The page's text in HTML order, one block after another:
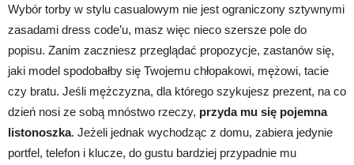
Wybór torby w stylu casualowym nie jest ograniczony sztywnymi
zasadami dress code’u, masz więc nieco szersze pole do
popisu. Zanim zaczniesz przeglądać propozycje, zastanów się,
jaki model spodobałby się Twojemu chłopakowi, mężowi, tacie
czy bratu. Jeśli mężczyzna, dla którego szykujesz prezent, na co
dzień nosi ze sobą mnóstwo rzeczy, przyda mu się pojemna
listonoszka. Jeżeli jednak wychodząc z domu, zabiera jedynie
portfel, telefon i klucze, do gustu bardziej przypadnie mu